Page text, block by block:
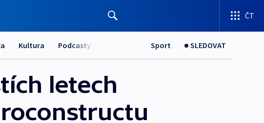
ČT
Kultura Podcasty Sport SLEDOVAT
letech